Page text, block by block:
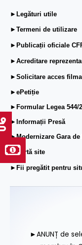
►Legături utile
►Termeni de utilizare
►Publicații oficiale
►Acreditare
►Solicitare acces
►ePetiție
►Formular Legea 544/
►Informații Presă
►Modernizare Gara de
►Hartă site
►Fii pregătit pentru
►ANUNȚ de